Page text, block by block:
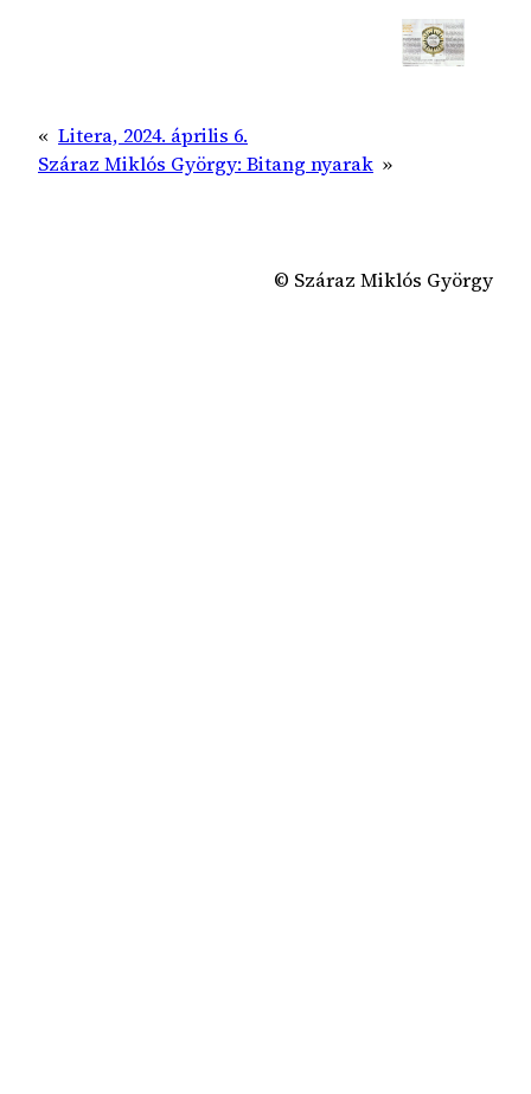
« Litera, 2024. április 6.
Száraz Miklós György: Bitang nyarak »
© Száraz Miklós György